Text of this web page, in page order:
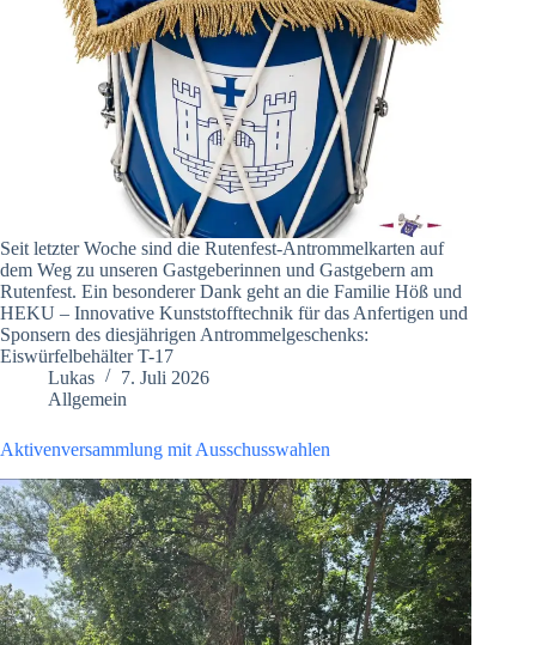
Seit letzter Woche sind die Rutenfest-Antrommelkarten auf
dem Weg zu unseren Gastgeberinnen und Gastgebern am
Rutenfest. Ein besonderer Dank geht an die Familie Höß und
HEKU – Innovative Kunststofftechnik für das Anfertigen und
Sponsern des diesjährigen Antrommelgeschenks:
Eiswürfelbehälter T-17
Lukas
7. Juli 2026
Allgemein
Aktivenversammlung mit Ausschusswahlen